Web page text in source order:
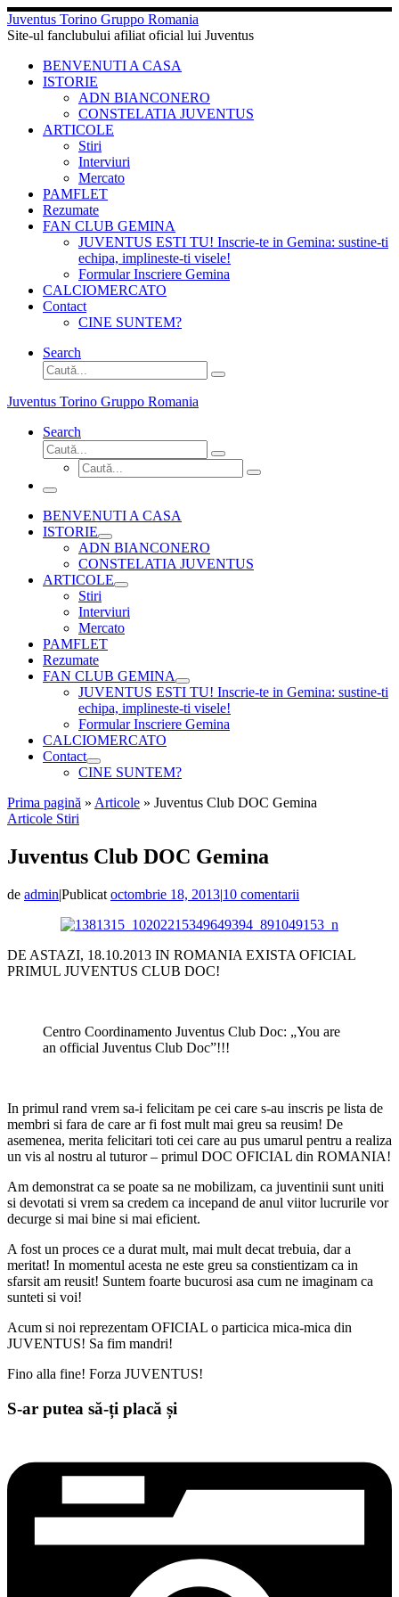
Sari
la
Juventus Torino Gruppo Romania
Site-ul fanclubului afiliat oficial lui Juventus
BENVENUTI A CASA
ISTORIE
ADN BIANCONERO
CONSTELATIA JUVENTUS
ARTICOLE
Stiri
Interviuri
Mercato
PAMFLET
Rezumate
FAN CLUB GEMINA
JUVENTUS ESTI TU! Inscrie-te in Gemina: sustine-ti
echipa, implineste-ti visele!
Formular Inscriere Gemina
CALCIOMERCATO
Contact
CINE SUNTEM?
Search
Căutare
Caută...
Juventus Torino Gruppo Romania
Search
Căutare
Caută...
Căutare
Caută...
Meniu
BENVENUTI A CASA
ISTORIE
ADN BIANCONERO
CONSTELATIA JUVENTUS
ARTICOLE
Stiri
Interviuri
Mercato
PAMFLET
Rezumate
FAN CLUB GEMINA
JUVENTUS ESTI TU! Inscrie-te in Gemina: sustine-ti
echipa, implineste-ti visele!
Formular Inscriere Gemina
CALCIOMERCATO
Contact
CINE SUNTEM?
Prima pagină » Articole » Juventus Club DOC Gemina
Articole Stiri
Juventus Club DOC Gemina
de admin|Publicat octombrie 18, 2013|10 comentarii
DE ASTAZI, 18.10.2013 IN ROMANIA EXISTA OFICIAL
PRIMUL JUVENTUS CLUB DOC!
Centro Coordinamento Juventus Club Doc: „You are
an official Juventus Club Doc”!!!
In primul rand vrem sa-i felicitam pe cei care s-au inscris pe lista de
membri si fara de care ar fi fost mult mai greu sa reusim! De
asemenea, merita felicitari toti cei care au pus umarul pentru a realiza
un vis al nostru al tuturor – primul DOC OFICIAL din ROMANIA!
Am demonstrat ca se poate sa ne mobilizam, ca juventinii sunt uniti
si devotati si vrem sa credem ca incepand de anul viitor lucrurile vor
decurge si mai bine si mai eficient.
A fost un proces ce a durat mult, mai mult decat trebuia, dar a
meritat! In momentul acesta ne este greu sa constientizam ca in
sfarsit am reusit! Suntem foarte bucurosi asa cum ne imaginam ca
sunteti si voi!
Acum si noi reprezentam OFICIAL o particica mica-mica din
JUVENTUS! Sa fim mandri!
Fino alla fine! Forza JUVENTUS!
S-ar putea să-ți placă și